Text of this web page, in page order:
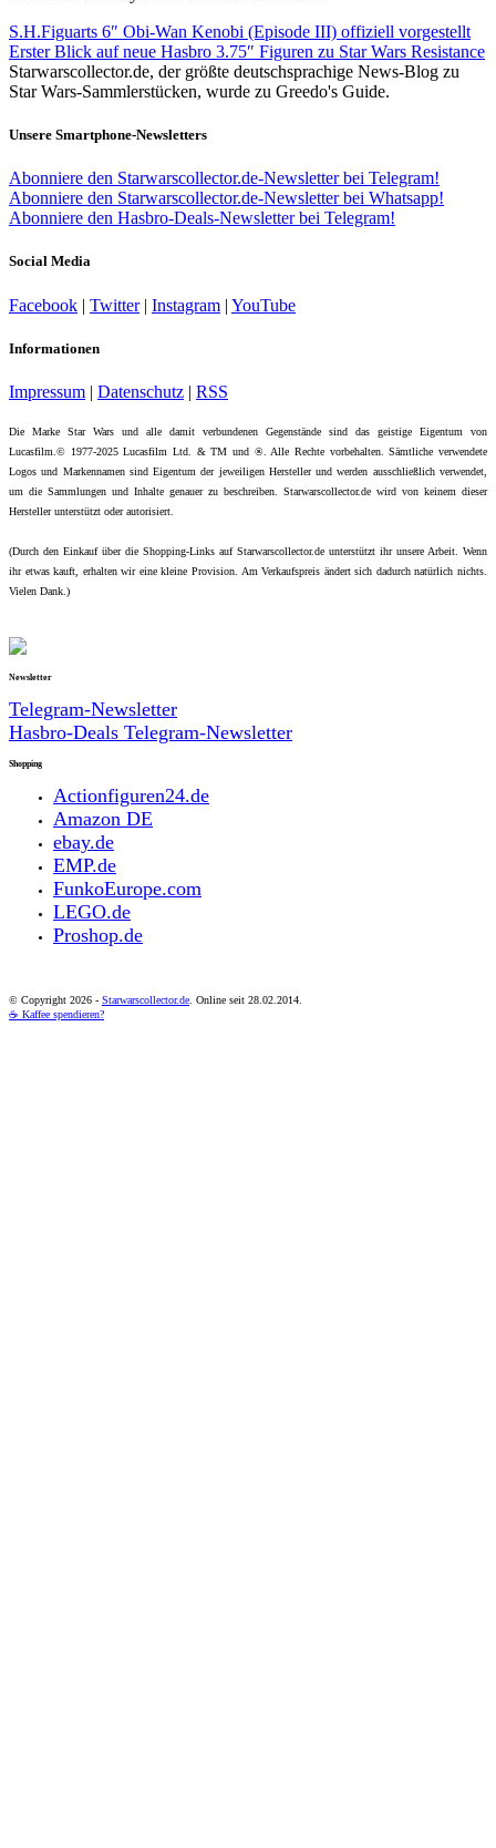
S.H.Figuarts 6″ Obi-Wan Kenobi (Episode III) offiziell vorgestellt
Erster Blick auf neue Hasbro 3.75″ Figuren zu Star Wars Resistance
Starwarscollector.de, der größte deutschsprachige News-Blog zu
Star Wars-Sammlerstücken, wurde zu Greedo's Guide.
Unsere Smartphone-Newsletters
Abonniere den Starwarscollector.de-Newsletter bei Telegram!
Abonniere den Starwarscollector.de-Newsletter bei Whatsapp!
Abonniere den Hasbro-Deals-Newsletter bei Telegram!
Social Media
Facebook | Twitter| Instagram | YouTube
Informationen
Impressum | Datenschutz | RSS
Die Marke Star Wars und alle damit verbundenen Gegenstände sind das geistige Eigentum von
Lucasfilm.© 1977-2025 Lucasfilm Ltd. & TM und ®. Alle Rechte vorbehalten. Sämtliche verwendete
Logos und Markennamen sind Eigentum der jeweiligen Hersteller und werden ausschließlich verwendet,
um die Sammlungen und Inhalte genauer zu beschreiben. Starwarscollector.de wird von keinem dieser
Hersteller unterstützt oder autorisiert.
(Durch den Einkauf über die Shopping-Links auf Starwarscollector.de unterstützt ihr unsere Arbeit. Wenn
ihr etwas kauft, erhalten wir eine kleine Provision. Am Verkaufspreis ändert sich dadurch natürlich nichts.
Vielen Dank.)
Newsletter
Telegram-Newsletter
Hasbro-Deals Telegram-Newsletter
Shopping
Actionfiguren24.de
Amazon DE
ebay.de
EMP.de
FunkoEurope.com
LEGO.de
Proshop.de
© Copyright 2026 - Starwarscollector.de. Online seit 28.02.2014.
☕ Kaffee spendieren?